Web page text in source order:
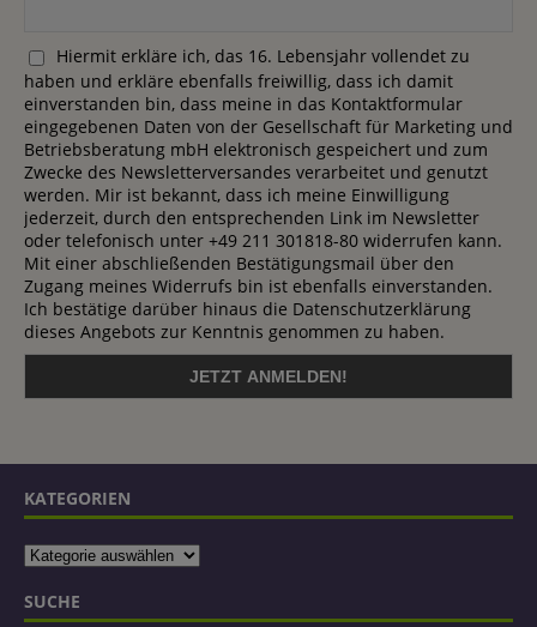
Hiermit erkläre ich, das 16. Lebensjahr vollendet zu
haben und erkläre ebenfalls freiwillig, dass ich damit
einverstanden bin, dass meine in das Kontaktformular
eingegebenen Daten von der Gesellschaft für Marketing und
Betriebsberatung mbH elektronisch gespeichert und zum
Zwecke des Newsletterversandes verarbeitet und genutzt
werden. Mir ist bekannt, dass ich meine Einwilligung
jederzeit, durch den entsprechenden Link im Newsletter
oder telefonisch unter +49 211 301818-80 widerrufen kann.
Mit einer abschließenden Bestätigungsmail über den
Zugang meines Widerrufs bin ist ebenfalls einverstanden.
Ich bestätige darüber hinaus die Datenschutzerklärung
dieses Angebots zur Kenntnis genommen zu haben.
KATEGORIEN
SUCHE